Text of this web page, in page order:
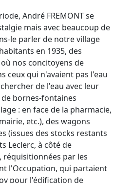
André FREMONT se
mais avec beaucoup de
le parler de notre village
en 1935, des
nos concitoyens de
ceux qui n'avaient pas l'eau
de l'eau avec leur
bornes-fontaines
: en face de la pharmacie,
etc.), des wagons
(issues des stocks restants
Leclerc, à côté de
réquisitionnées par les
l'Occupation, qui partaient
pour l'édification de